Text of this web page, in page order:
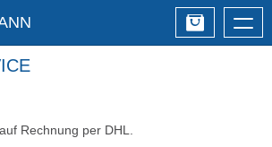
Rechnung per DHL.